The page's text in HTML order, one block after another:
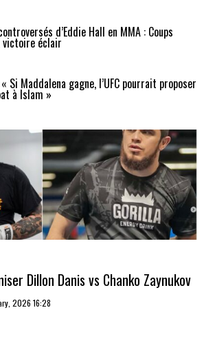
d’Eddie Hall en MMA : Coups
victoire éclair
Si Maddalena gagne, l’UFC pourrait proposer
à Islam »
Dillon Danis vs Chanko Zaynukov
2026 16:28